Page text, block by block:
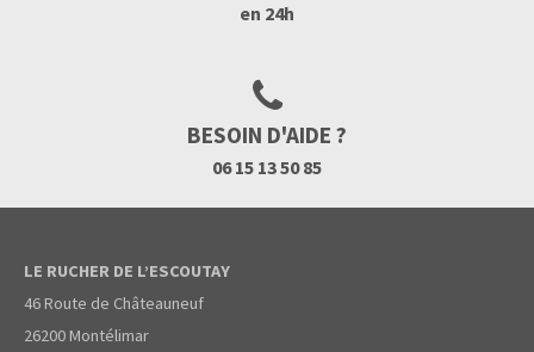
en 24h
BESOIN D'AIDE ?
06 15 13 50 85
LE RUCHER DE L’ESCOUTAY
46 Route de Châteauneuf
26200 Montélimar